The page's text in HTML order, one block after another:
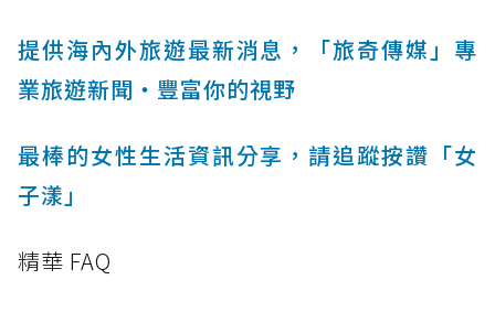
提供海內外旅遊最新消息，「旅奇傳媒」專
業旅遊新聞‧豐富你的視野
最棒的女性生活資訊分享，請追蹤按讚「女
子漾」
精華 FAQ